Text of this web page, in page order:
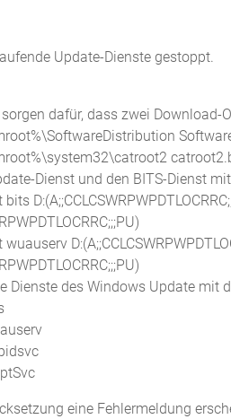
Update-Dienste gestoppt.
dafür, dass zwei Download-
Dienst und den BITS-Dienst
Dienste des Windows Update mit
eine Fehlermeldung